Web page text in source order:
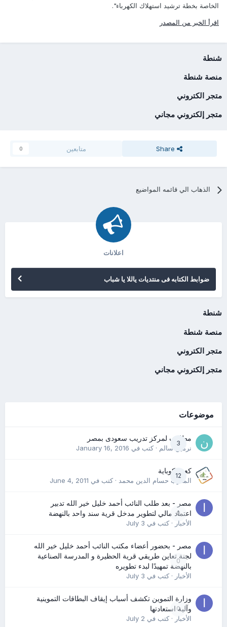
الخاصة بخطة ترشيد استهلاك الكهرباء".
اقرأ الخبر من المصدر
شنطة
منصة شنطة
متجر الكتروني
متجر إلكتروني مجاني
Share متابعين 0
الذهاب الي قائمه المواضيع
اعلانات
ضوابط الكتابه فى منتديات ياللا يا شباب
شنطة
منصة شنطة
متجر الكتروني
متجر إلكتروني مجاني
موضوعات
3
مطلوب لمركز تدريب سعودى بمصر
نرمين سالم· كتب في January 16, 2016
12
كعب كوباية
المدرب حسام الدين محمد· كتب في June 4, 2011
0
مصر - بعد طلب النائب أحمد خليل خير الله تدبير
اعتماد مالي لتطوير مدخل قرية سند واحد بالنهضة
الأخبار· كتب في July 3
0
مصر - بحضور أعضاء مكتب النائب أحمد خليل خير الله
لجنة تعاين طريقي قرية الحظيرة و المدرسة الصناعية
بالنهضة تمهيدًا لبدء تطويره
الأخبار· كتب في July 3
0
وزارة التموين تكشف أسباب إيقاف البطاقات التموينية
وآلية استعادتها
الأخبار· كتب في July 2